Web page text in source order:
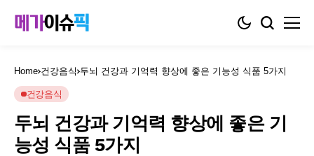
Home 건강음식 두뇌 건강과 기억력 향상에 좋은 기능성 식품 5가지
건강음식
두뇌 건강과 기억력 향상에 좋은 기
능성 식품 5가지